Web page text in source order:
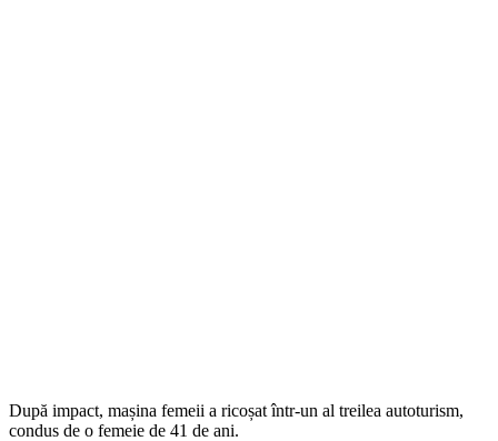
După impact, mașina femeii a ricoșat într-un al treilea autoturism,
condus de o femeie de 41 de ani.